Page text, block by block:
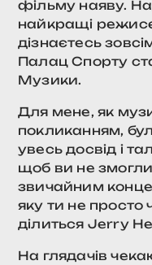
фільму наяву.
найкращі
дізнаєтесь
Палац Спорту
Музики.
Для мене, як
покликанням,
увесь досвід і
щоб ви не
звичайним
яку ти не просто
ділиться Jerry
На глядачів